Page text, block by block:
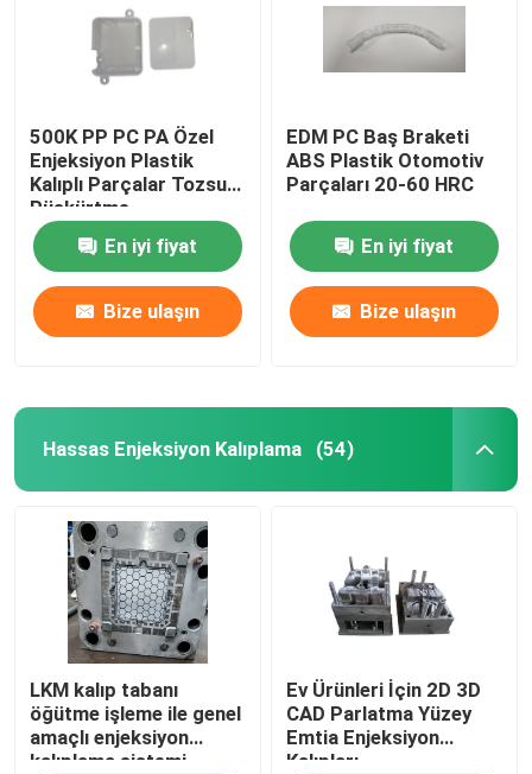
500K PP PC PA Özel
Enjeksiyon Plastik
Kalıplı Parçalar Tozsuz
Püskürtme
En iyi fiyat
Bize ulaşın
EDM PC Baş Braketi
ABS Plastik Otomotiv
Parçaları 20-60 HRC
En iyi fiyat
Bize ulaşın
Hassas Enjeksiyon Kalıplama (54)
LKM kalıp tabanı
öğütme işleme ile genel
amaçlı enjeksiyon
kalıplama sistemi
Ev Ürünleri İçin 2D 3D
CAD Parlatma Yüzey
Emtia Enjeksiyon
Kalıpları